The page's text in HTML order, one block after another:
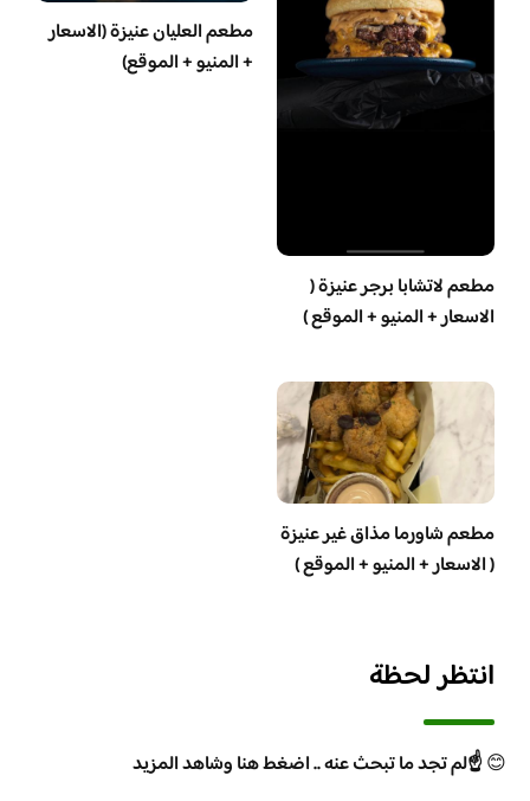
مطعم لاتشابا برجر عنيزة (
الاسعار + المنيو + الموقع )
مطعم العليان عنيزة (الاسعار
+ المنيو + الموقع)
مطعم شاورما مذاق غير عنيزة
( الاسعار + المنيو + الموقع )
انتظر لحظة
😊☝️لم تجد ما تبحث عنه .. اضغط هنا وشاهد المزيد